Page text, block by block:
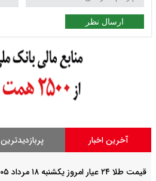
ارسال نظر
آخرین اخبار پربازدیدترین
قیمت طلا ۲۴ عیار امروز یکشنبه ۱۸ مرداد ۱۴۰۵ اعلام شد/ ریزش قیمت طلا